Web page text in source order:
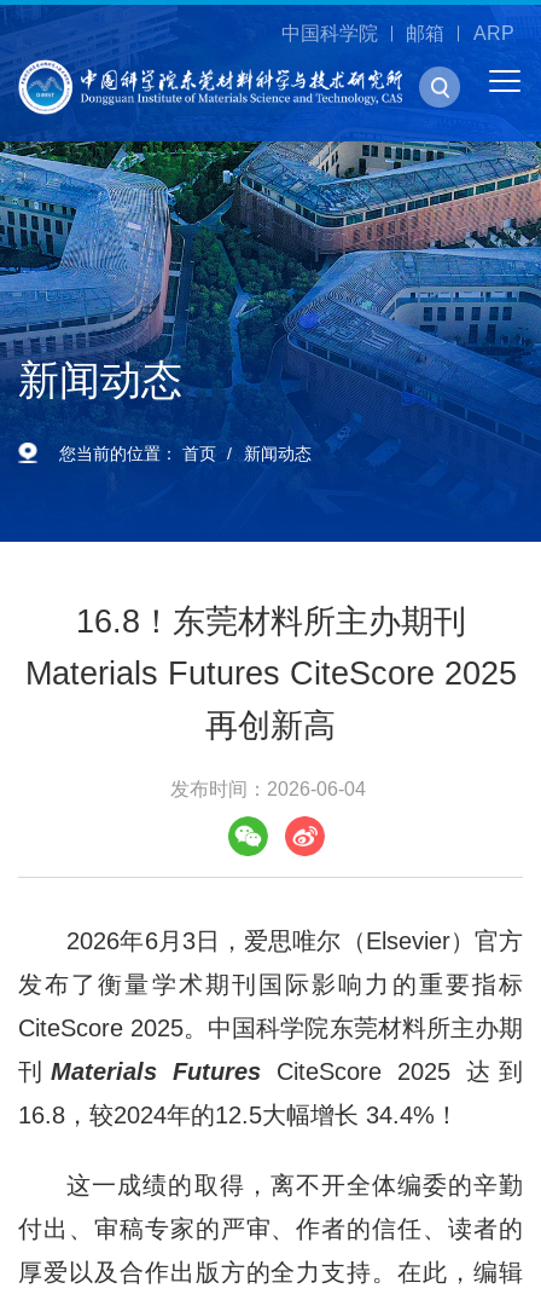
中国科学院 邮箱 ARP
新闻动态
您当前的位置： 首页 新闻动态
16.8！东莞材料所主办期刊
Materials Futures CiteScore 2025
再创新高
发布时间：2026-06-04
2026年6月3日，爱思唯尔（Elsevier）官方
发布了衡量学术期刊国际影响力的重要指标
CiteScore 2025。中国科学院东莞材料所主办期
刊 Materials Futures CiteScore 2025 达到
16.8，较2024年的12.5大幅增长 34.4%！
这一成绩的取得，离不开全体编委的辛勤
付出、审稿专家的严审、作者的信任、读者的
厚爱以及合作出版方的全力支持。在此，编辑